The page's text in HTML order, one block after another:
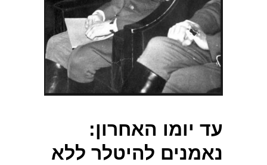
עד יומו האחרון:
נאמנים להיטלר ללא